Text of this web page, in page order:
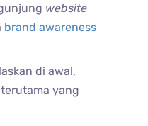
website
brand awareness
di awal,
terutama yang